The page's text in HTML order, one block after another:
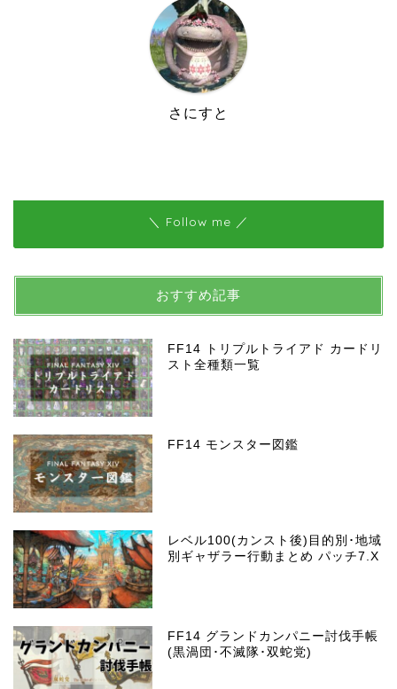
さにすと
＼ Follow me ／
おすすめ記事
FF14 トリプルトライアド カードリ
スト全種類一覧
FF14 モンスター図鑑
レベル100(カンスト後)目的別･地域
別ギャザラー行動まとめ パッチ7.X
FF14 グランドカンパニー討伐手帳
(黒渦団･不滅隊･双蛇党)